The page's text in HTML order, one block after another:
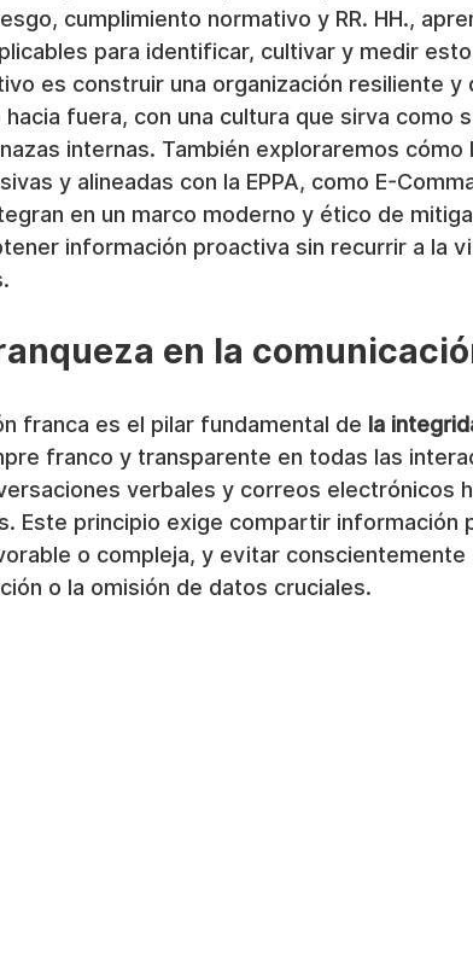
cumplimiento normativo y RR. HH.,
para identificar, cultivar y medir
es construir una organización resiliente
fuera, con una cultura que sirva como
internas. También exploraremos cómo
y alineadas con la EPPA, como E-
en un marco moderno y ético de
información proactiva sin recurrir a la
en la
franca es el pilar fundamental de la
franco y transparente en todas las
verbales y correos electrónicos
Este principio exige compartir información
o compleja, y evitar
o la omisión de datos cruciales.